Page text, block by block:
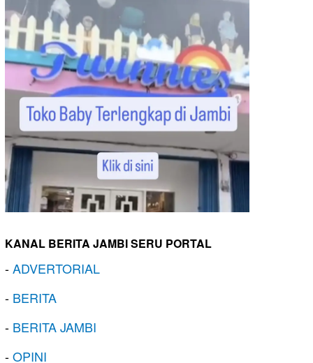
KANAL BERITA JAMBI SERU PORTAL
-ADVERTORIAL
- BERITA
- BERITA JAMBI
-OPINI